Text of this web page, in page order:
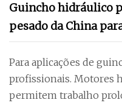
Guincho hidráulico
pesado da China
Para aplicações de
profissionais. Motores hidráulicos potentes
permitem trabalho